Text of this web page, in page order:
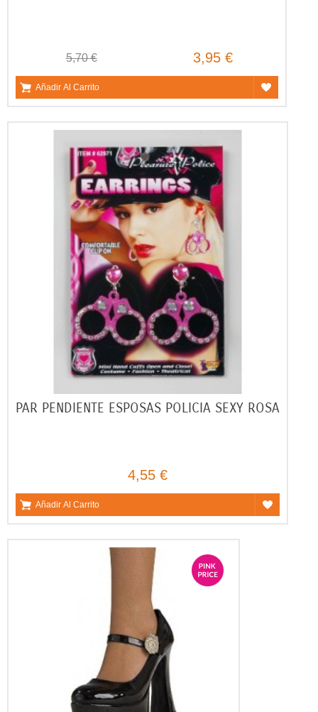
5,70 € 3,95 €
Añadir Al Carrito
PAR PENDIENTE ESPOSAS POLICIA SEXY ROSA
4,55 €
Añadir Al Carrito